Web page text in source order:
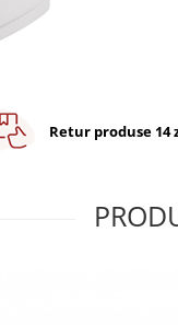
Retur produse 14